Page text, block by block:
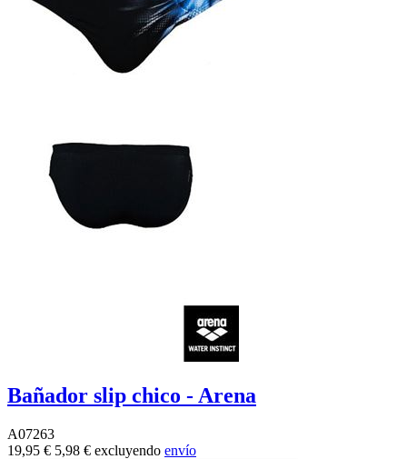
Bañador slip chico - Arena
A07263
19,95 € 5,98 € excluyendo envío